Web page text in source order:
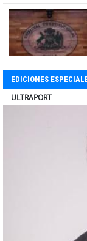
EDICIONES
BANCO DE CHILE